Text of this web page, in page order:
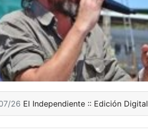
26 El Independiente :: Edición Digital